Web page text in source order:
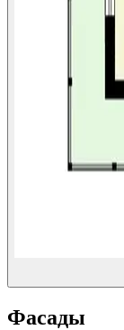
Фасады